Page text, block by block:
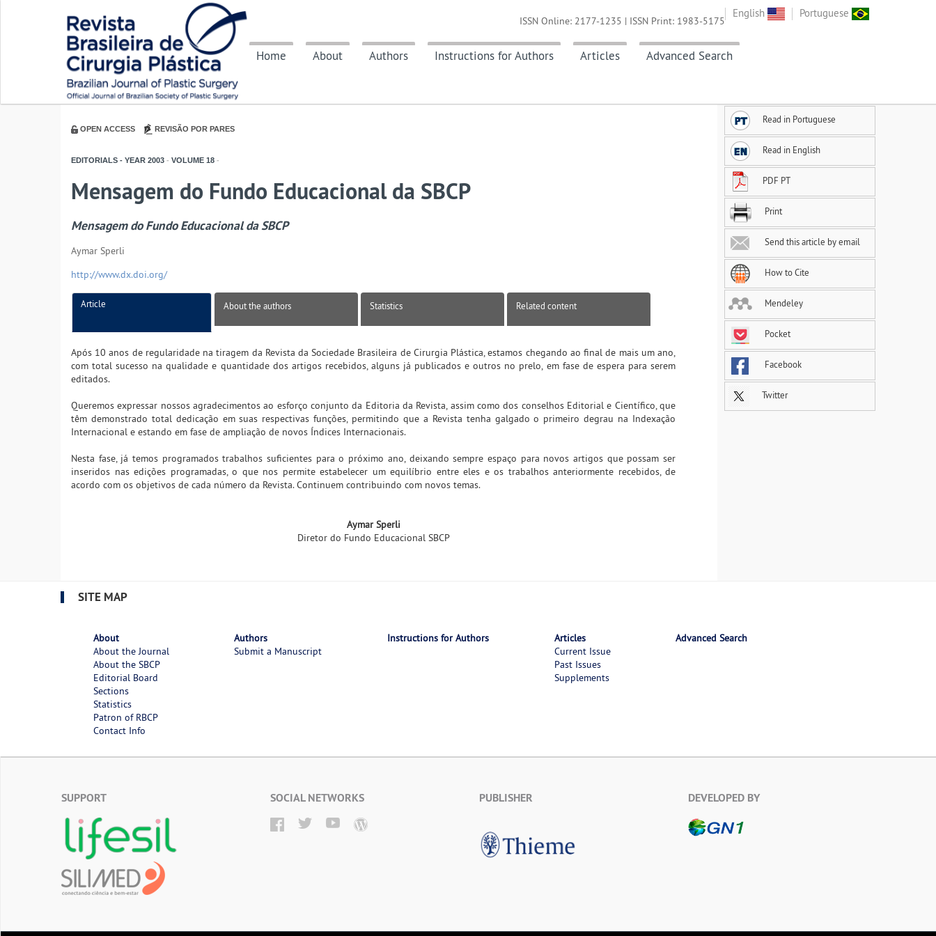
English Portuguese
Home About Authors Instructions for Authors Articles Advanced Search
ISSN Online: 2177-1235 | ISSN Print: 1983-5175
OPEN ACCESS REVISÃO POR PARES
EDITORIALS - YEAR 2003 - VOLUME 18 -
Mensagem do Fundo Educacional da SBCP
Mensagem do Fundo Educacional da SBCP
Aymar Sperli
http://www.dx.doi.org/
Article About the authors Statistics Related content
Após 10 anos de regularidade na tiragem da Revista da Sociedade Brasileira de Cirurgia Plástica, estamos chegando ao final de mais um ano,
com total sucesso na qualidade e quantidade dos artigos recebidos, alguns já publicados e outros no prelo, em fase de espera para serem
editados.
Queremos expressar nossos agradecimentos ao esforço conjunto da Editoria da Revista, assim como dos conselhos Editorial e Científico, que
têm demonstrado total dedicação em suas respectivas funções, permitindo que a Revista tenha galgado o primeiro degrau na Indexação
Internacional e estando em fase de ampliação de novos Índices Internacionais.
Nesta fase, já temos programados trabalhos suficientes para o próximo ano, deixando sempre espaço para novos artigos que possam ser
inseridos nas edições programadas, o que nos permite estabelecer um equilíbrio entre eles e os trabalhos anteriormente recebidos, de
acordo com os objetivos de cada número da Revista. Continuem contribuindo com novos temas.
Aymar Sperli
Diretor do Fundo Educacional SBCP
Read in Portuguese
Read in English
PDF PT
Print
Send this article by email
How to Cite
Mendeley
Pocket
Facebook
Twitter
SITE MAP
About
About the Journal
About the SBCP
Editorial Board
Sections
Statistics
Patron of RBCP
Contact Info
Authors
Submit a Manuscript
Instructions for Authors
Articles
Current Issue
Past Issues
Supplements
Advanced Search
SUPPORT SOCIAL NETWORKS PUBLISHER DEVELOPED BY